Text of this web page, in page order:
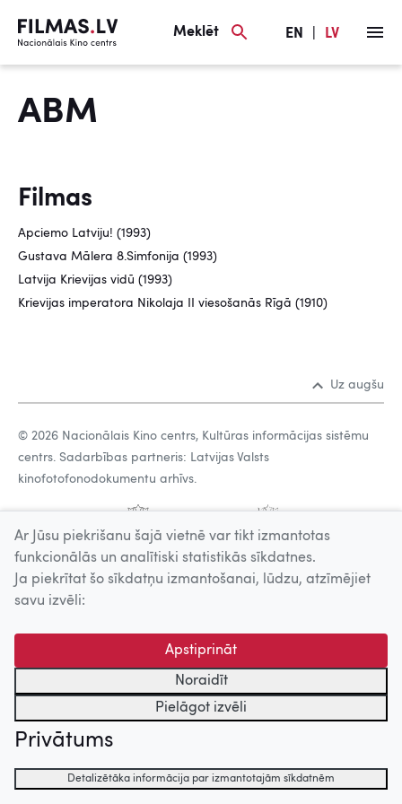
Meklēt EN LV
ABM
Filmas
Apciemo Latviju! (1993)
Gustava Mālera 8.Simfonija (1993)
Latvija Krievijas vidū (1993)
Krievijas imperatora Nikolaja II viesošanās Rīgā (1910)
Uz augšu
© 2026 Nacionālais Kino centrs, Kultūras informācijas sistēmu
centrs. Sadarbības partneris: Latvijas Valsts
kinofotofonodokumentu arhīvs.
Ar Jūsu piekrišanu šajā vietnē var tikt izmantotas
funkcionālās un analītiski statistikās sīkdatnes.
Ja piekrītat šo sīkdatņu izmantošanai, lūdzu, atzīmējiet
savu izvēli:
Apstiprināt
Noraidīt
Pielāgot izvēli
Privātums
Detalizētāka informācija par izmantotajām sīkdatnēm